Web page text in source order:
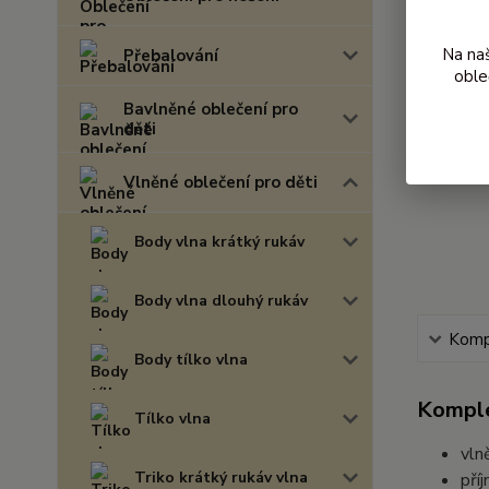
Přebalování
Bavlněné oblečení pro
děti
Vlněné oblečení pro děti
Body vlna krátký rukáv
Body vlna dlouhý rukáv
Body tílko vlna
Tílko vlna
Triko krátký rukáv vlna
Na